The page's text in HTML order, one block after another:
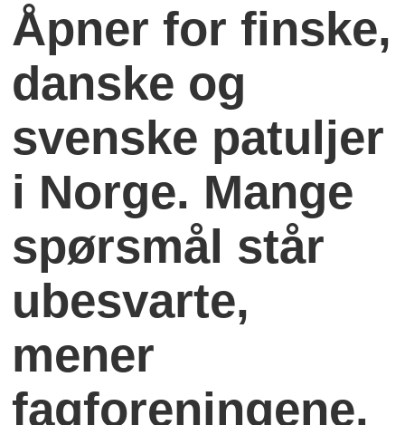
Åpner for finske,
danske og
svenske patuljer
i Norge. Mange
spørsmål står
ubesvarte,
mener
fagforeningene.